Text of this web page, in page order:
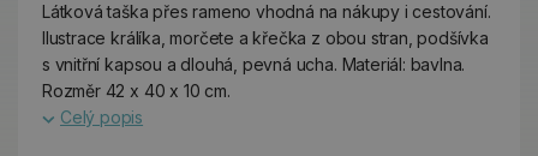
Látková taška přes rameno vhodná na nákupy i cestování.
Ilustrace králíka, morčete a křečka z obou stran, podšívka
s vnitřní kapsou a dlouhá, pevná ucha. Materiál: bavlna.
Rozměr 42 x 40 x 10 cm.
Celý popis